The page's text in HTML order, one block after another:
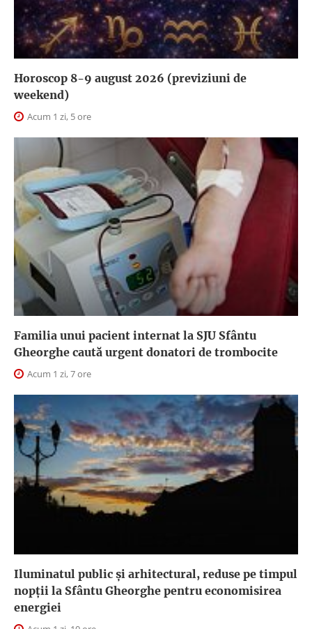
Horoscop 8-9 august 2026 (previziuni de
weekend)
Acum 1 zi, 5 ore
Familia unui pacient internat la SJU Sfântu
Gheorghe caută urgent donatori de trombocite
Acum 1 zi, 7 ore
Iluminatul public şi arhitectural, reduse pe timpul
nopţii la Sfântu Gheorghe pentru economisirea
energiei